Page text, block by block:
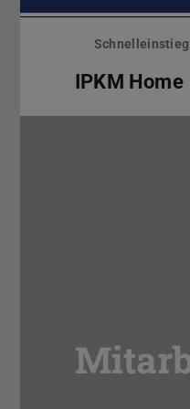
Menü
überspringenSchnelleinstieg
IPKM Home